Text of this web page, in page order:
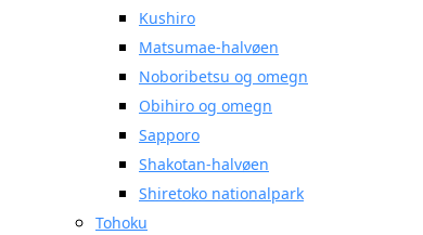
Kushiro
Matsumae-halvøen
Noboribetsu og omegn
Obihiro og omegn
Sapporo
Shakotan-halvøen
Shiretoko nationalpark
Tohoku